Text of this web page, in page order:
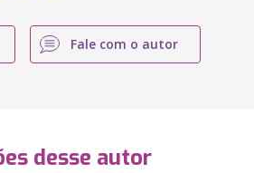
Fale com o autor
desse autor